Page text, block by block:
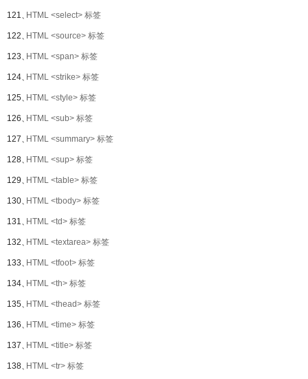
121、HTML <select> 标签
122、HTML <source> 标签
123、HTML <span> 标签
124、HTML <strike> 标签
125、HTML <style> 标签
126、HTML <sub> 标签
127、HTML <summary> 标签
128、HTML <sup> 标签
129、HTML <table> 标签
130、HTML <tbody> 标签
131、HTML <td> 标签
132、HTML <textarea> 标签
133、HTML <tfoot> 标签
134、HTML <th> 标签
135、HTML <thead> 标签
136、HTML <time> 标签
137、HTML <title> 标签
138、HTML <tr> 标签